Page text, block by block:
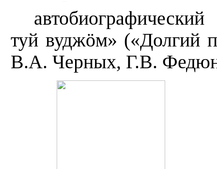
туй вуджӧм» («Долгий
В.А. Черных, Г.В.